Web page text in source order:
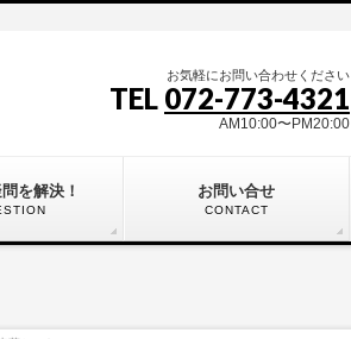
お気軽にお問い合わせください
TEL 072-773-4321
AM10:00〜PM20:00
を解決！ お問い合せ
CONTACT